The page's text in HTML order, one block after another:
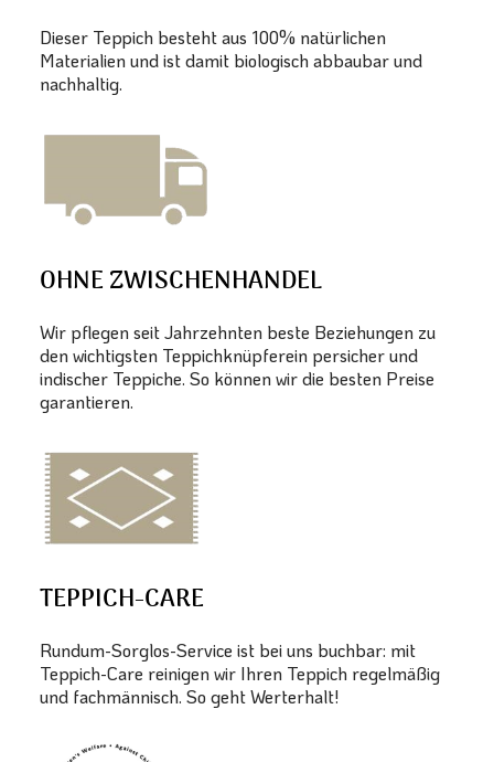
Dieser Teppich besteht aus 100% natürlichen
Materialien und ist damit biologisch abbaubar und
nachhaltig.
OHNE ZWISCHENHANDEL
Wir pflegen seit Jahrzehnten beste Beziehungen zu
den wichtigsten Teppichknüpferein persicher und
indischer Teppiche. So können wir die besten Preise
garantieren.
TEPPICH-CARE
Rundum-Sorglos-Service ist bei uns buchbar: mit
Teppich-Care reinigen wir Ihren Teppich regelmäßig
und fachmännisch. So geht Werterhalt!